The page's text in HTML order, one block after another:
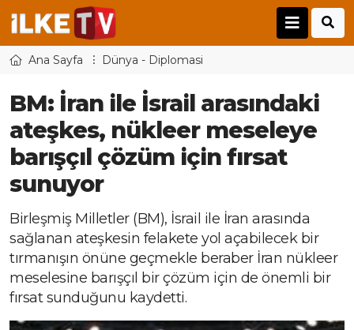
Ana Sayfa Dünya - Diplomasi
BM: İran ile İsrail arasındaki
ateşkes, nükleer meseleye
barışçıl çözüm için fırsat
sunuyor
Birleşmiş Milletler (BM), İsrail ile İran arasında
sağlanan ateşkesin felakete yol açabilecek bir
tırmanışın önüne geçmekle beraber İran nükleer
meselesine barışçıl bir çözüm için de önemli bir
fırsat sunduğunu kaydetti.